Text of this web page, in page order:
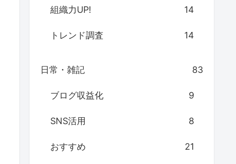
組織力UP! 14
トレンド調査 14
日常・雑記 83
ブログ収益化 9
SNS活用 8
おすすめ 21